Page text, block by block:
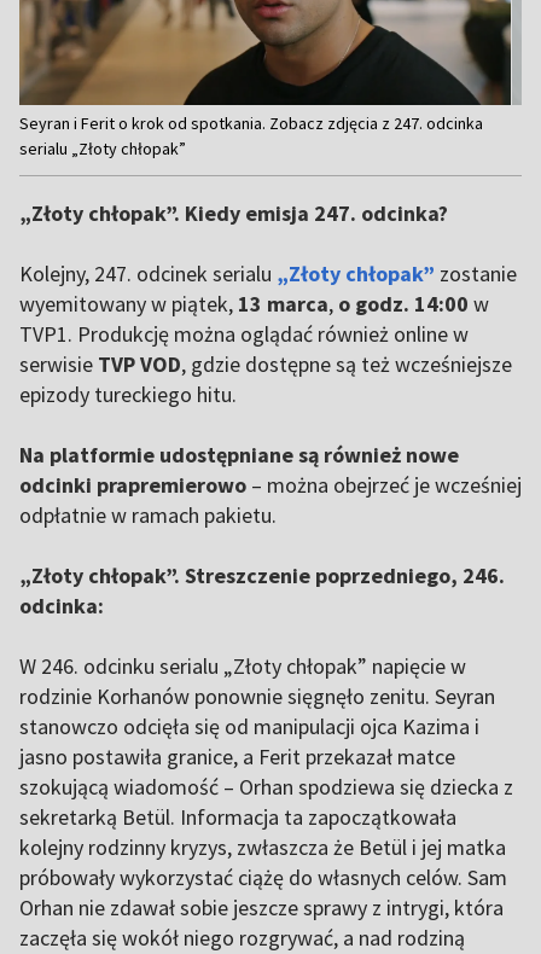
Item
1
of
Seyran i Ferit o krok od spotkania. Zobacz zdjęcia z 247. odcinka
serialu „Złoty chłopak”
„Złoty chłopak”. Kiedy emisja 247. odcinka?
Kolejny, 247. odcinek serialu „Złoty chłopak” zostanie
wyemitowany w piątek, 13 marca, o godz. 14:00 w
TVP1. Produkcję można oglądać również online w
serwisie TVP VOD, gdzie dostępne są też wcześniejsze
epizody tureckiego hitu.
Na platformie udostępniane są również nowe
odcinki prapremierowo – można obejrzeć je wcześniej
odpłatnie w ramach pakietu.
„Złoty chłopak”. Streszczenie poprzedniego, 246.
odcinka:
W 246. odcinku serialu „Złoty chłopak” napięcie w
rodzinie Korhanów ponownie sięgnęło zenitu. Seyran
stanowczo odcięła się od manipulacji ojca Kazima i
jasno postawiła granice, a Ferit przekazał matce
szokującą wiadomość – Orhan spodziewa się dziecka z
sekretarką Betül. Informacja ta zapoczątkowała
kolejny rodzinny kryzys, zwłaszcza że Betül i jej matka
próbowały wykorzystać ciążę do własnych celów. Sam
Orhan nie zdawał sobie jeszcze sprawy z intrygi, która
zaczęła się wokół niego rozgrywać, a nad rodziną